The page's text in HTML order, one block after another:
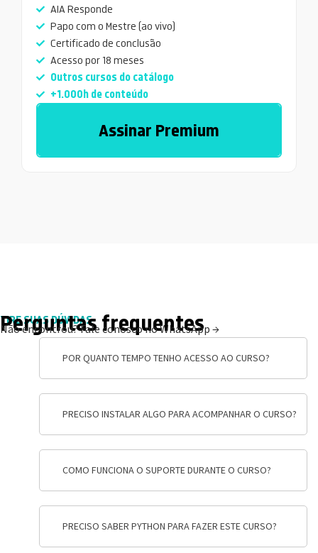
AIA Responde
Papo com o Mestre (ao vivo)
Certificado de conclusão
Acesso por 18 meses
Outros cursos do catálogo
+1.000h de conteúdo
Assinar Premium
TIRE SUAS DÚVIDAS
Perguntas frequentes
Não encontrou?Fale conosco no WhatsApp →
POR QUANTO TEMPO TENHO ACESSO AO CURSO?
PRECISO INSTALAR ALGO PARA ACOMPANHAR O CURSO?
COMO FUNCIONA O SUPORTE DURANTE O CURSO?
PRECISO SABER PYTHON PARA FAZER ESTE CURSO?